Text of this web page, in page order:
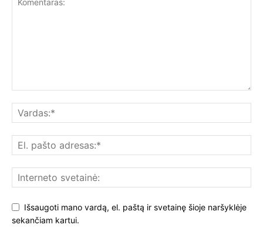
Išsaugoti mano vardą, el. paštą ir svetainę šioje naršyklėje
sekančiam kartui.